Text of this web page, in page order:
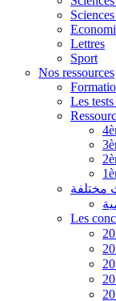
Lettres
Sport
Nos ressources
Les
مختلفة
Les